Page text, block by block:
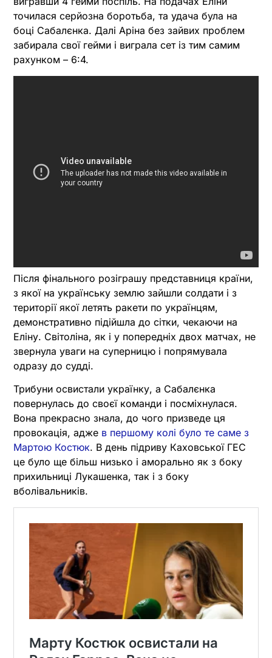
точилася серйозна боротьба, та удача була на
боці Сабалєнка. Далі Аріна без зайвих проблем
забирала свої гейми і виграла сет із тим самим
рахунком – 6:4.
Після фінального розіграшу представниця країни,
з якої на українську землю зайшли солдати і з
території якої летять ракети по українцям,
демонстративно підійшла до сітки, чекаючи на
Еліну. Світоліна, як і у попередніх двох матчах, не
звернула уваги на суперницю і попрямувала
одразу до судді.
Трибуни освистали українку, а Сабалєнка
повернулась до своєї команди і посміхнулася.
Вона прекрасно знала, до чого призведе ця
провокація, адже в першому колі було те саме з
Мартою Костюк. В день підриву Каховської ГЕС
це було ще більш низько і аморально як з боку
прихильниці Лукашенка, так і з боку
вболівальників.